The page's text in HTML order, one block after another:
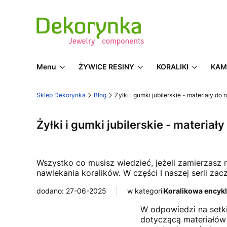
Menu ŻYWICE RESINY KORALIKI
Sklep Dekorynka Blog Żyłki i gumki jubilerskie - materiały do
Żyłki i gumki jubilerskie -
Wszystko co musisz wiedzieć, jeżeli
nawlekania koralików. W części I naszej serii
dodano: 27-06-2025 w kategoriiKoralikowa
W odpowiedzi na
dotyczącą